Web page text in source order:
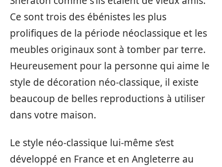
Ce sont trois des ébénistes les plus
prolifiques de la période néoclassique et les
meubles originaux sont à tomber par terre.
Heureusement pour la personne qui aime le
style de décoration néo-classique, il existe
beaucoup de belles reproductions à utiliser
dans votre maison.
Le style néo-classique lui-même s’est
développé en France et en Angleterre au